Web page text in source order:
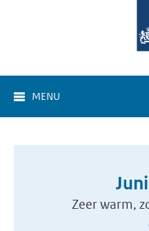
MENU
Zeer warm,